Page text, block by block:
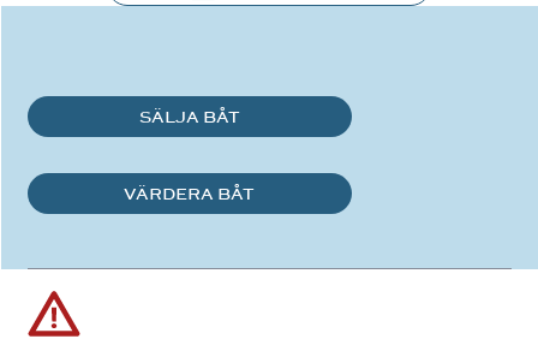
SÄLJA BÅT
VÄRDERA BÅT